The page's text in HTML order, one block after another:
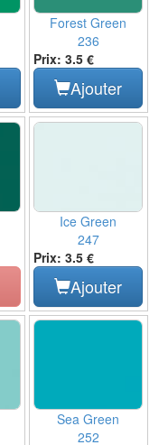
Forest Green
236
Prix: 3.5 €
Ajouter
Ice Green
247
Prix: 3.5 €
Ajouter
Sea Green
252